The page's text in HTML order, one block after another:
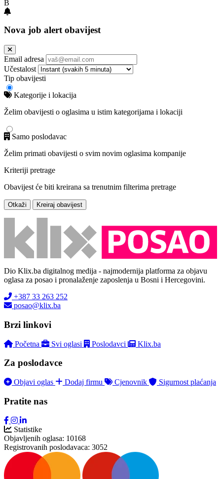
B
Nova job alert obavijest
Email adresa
Učestalost
Tip obavijesti
Kategorije i lokacija
Želim obavijesti o oglasima u istim kategorijama i lokaciji
Samo poslodavac
Želim primati obavijesti o svim novim oglasima kompanije
Kriteriji pretrage
Obavijest će biti kreirana sa trenutnim filterima pretrage
Otkaži Kreiraj obavijest
Dio Klix.ba digitalnog medija - najmodernija platforma za objavu
oglasa za posao i pronalaženje zaposlenja u Bosni i Hercegovini.
+387 33 263 252
posao@klix.ba
Brzi linkovi
Početna Svi oglasi Poslodavci Klix.ba
Za poslodavce
Objavi oglas Dodaj firmu Cjenovnik Sigurnost plaćanja
Pratite nas
Statistike
Objavljenih oglasa: 10168
Registrovanih poslodavaca: 3052